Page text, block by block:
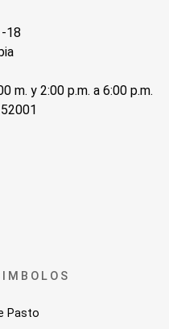
-18
m. y 2:00 p.m. a 6:00 p.m.
Pasto